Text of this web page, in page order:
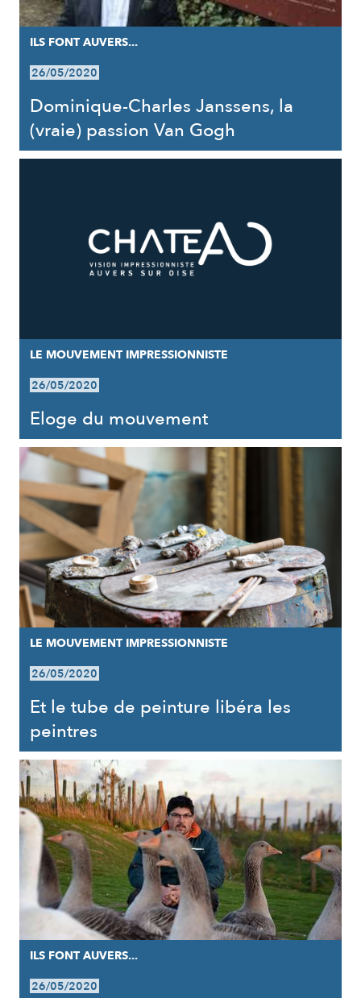
ILS FONT AUVERS...
26/05/2020
Dominique-Charles Janssens, la
(vraie) passion Van Gogh
LE MOUVEMENT IMPRESSIONNISTE
26/05/2020
Eloge du mouvement
LE MOUVEMENT IMPRESSIONNISTE
26/05/2020
Et le tube de peinture libéra les
peintres
ILS FONT AUVERS...
26/05/2020